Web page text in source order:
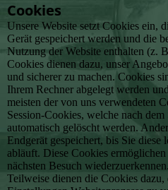
Cookies
Unsere Website setzt Cookies ein,
Gerät gespeichert werden und die
Nutzung der Website enthalten (z.
Cookies dienen dazu, unser
und sicherer zu machen. Cookies
Ihrem Rechner abgelegt werden
meisten der von uns verwendeten
Session-Cookies, welche nach
automatisch gelöscht werden.
Endgerät gespeichert, bis Sie diese
abläuft. Diese Cookies
nächsten Besuch wiederzuerkennen.
Teilweise dienen die Cookies